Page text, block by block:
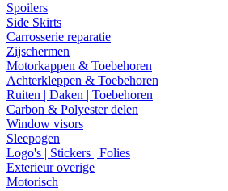
Spoilers
Side Skirts
Carrosserie reparatie
Zijschermen
Motorkappen & Toebehoren
Achterkleppen & Toebehoren
Ruiten | Daken | Toebehoren
Carbon & Polyester delen
Window visors
Sleepogen
Logo's | Stickers | Folies
Exterieur overige
Motorisch